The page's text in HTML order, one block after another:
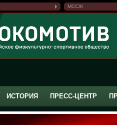
МССЖ
ИСТОРИЯ ПРЕСС-ЦЕНТР